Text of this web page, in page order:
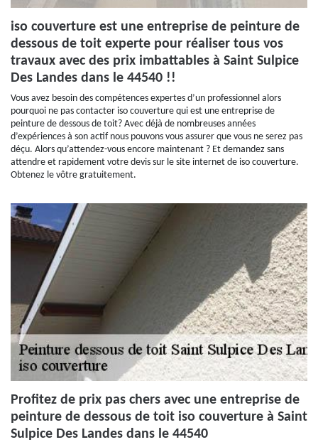
iso couverture est une entreprise de peinture de
dessous de toit experte pour réaliser tous vos
travaux avec des prix imbattables à Saint Sulpice
Des Landes dans le 44540 !!
Vous avez besoin des compétences expertes d’un professionnel alors
pourquoi ne pas contacter iso couverture qui est une entreprise de
peinture de dessous de toit? Avec déjà de nombreuses années
d’expériences à son actif nous pouvons vous assurer que vous ne serez pas
déçu. Alors qu’attendez-vous encore maintenant ? Et demandez sans
attendre et rapidement votre devis sur le site internet de iso couverture.
Obtenez le vôtre gratuitement.
Profitez de prix pas chers avec une entreprise de
peinture de dessous de toit iso couverture à Saint
Sulpice Des Landes dans le 44540